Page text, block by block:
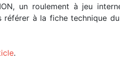
un roulement à jeu
à la fiche technique
.